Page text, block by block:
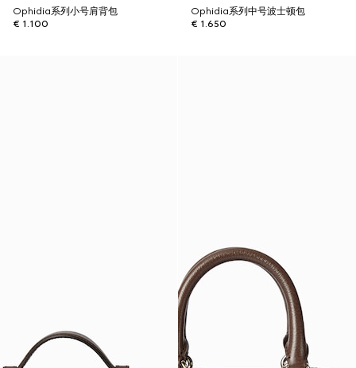
Ophidia系列小号肩背包
€ 1.100
Ophidia系列中号波士顿包
€ 1.650